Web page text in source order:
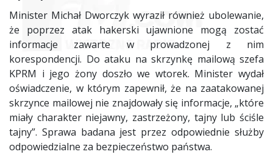
Minister Michał Dworczyk wyraził również ubolewanie,
że poprzez atak hakerski ujawnione mogą zostać
informacje zawarte w prowadzonej z nim
korespondencji. Do ataku na skrzynkę mailową szefa
KPRM i jego żony doszło we wtorek. Minister wydał
oświadczenie, w którym zapewnił, że na zaatakowanej
skrzynce mailowej nie znajdowały się informacje, „które
miały charakter niejawny, zastrzeżony, tajny lub ściśle
tajny”. Sprawa badana jest przez odpowiednie służby
odpowiedzialne za bezpieczeństwo państwa.